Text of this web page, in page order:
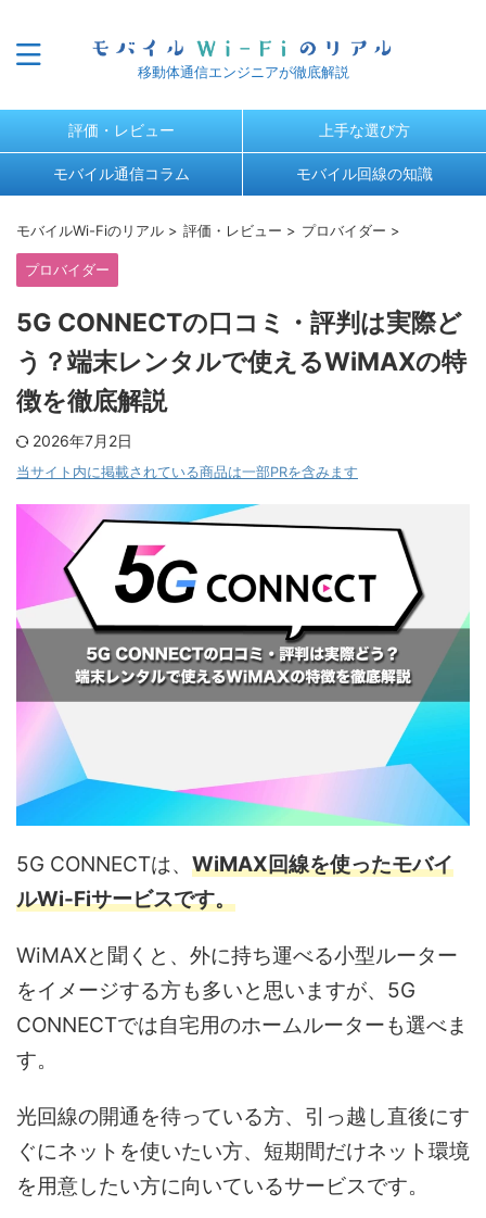
移動体通信エンジニアが徹底解説
評価・レビュー 上手な選び方
モバイル通信コラム モバイル回線の知識
モバイルWi-Fiのリアル > 評価・レビュー > プロバイダー >
プロバイダー
5G CONNECTの口コミ・評判は実際ど
う？端末レンタルで使えるWiMAXの特
徴を徹底解説
2026年7月2日
当サイト内に掲載されている商品は一部PRを含みます
5G CONNECTは、 WiMAX回線を使ったモバイ
ルWi-Fiサービスです。
WiMAXと聞くと、外に持ち運べる小型ルーター
をイメージする方も多いと思いますが、5G
CONNECTでは自宅用のホームルーターも選べま
す。
光回線の開通を待っている方、引っ越し直後にす
ぐにネットを使いたい方、短期間だけネット環境
を用意したい方に向いているサービスです。